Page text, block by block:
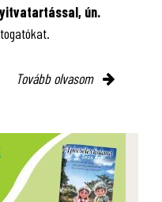
ún.
Tovább olvasom